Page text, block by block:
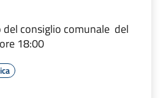
del consiglio comunale del
18:00